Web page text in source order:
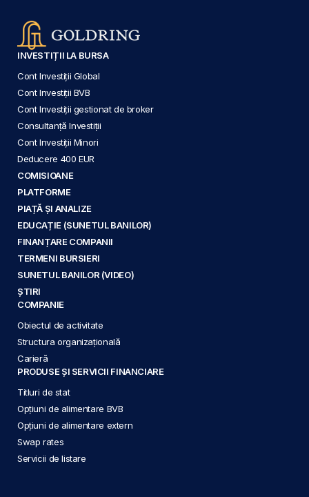
INVESTIȚII LA BURSA
Cont Investiții Global
Cont Investiții BVB
Cont Investiții gestionat de broker
Consultanță Investiții
Cont Investiții Minori
Deducere 400 EUR
COMISIOANE
PLATFORME
PIAȚĂ ȘI ANALIZE
EDUCAȚIE (SUNETUL BANILOR)
FINANȚARE COMPANII
TERMENI BURSIERI
SUNETUL BANILOR (VIDEO)
ȘTIRI
COMPANIE
Obiectul de activitate
Structura organizațională
Carieră
PRODUSE ȘI SERVICII FINANCIARE
Titluri de stat
Opțiuni de alimentare BVB
Opțiuni de alimentare extern
Swap rates
Servicii de listare